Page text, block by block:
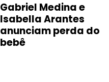
Gabriel Medina e
Isabella Arantes
anunciam perda do
bebê